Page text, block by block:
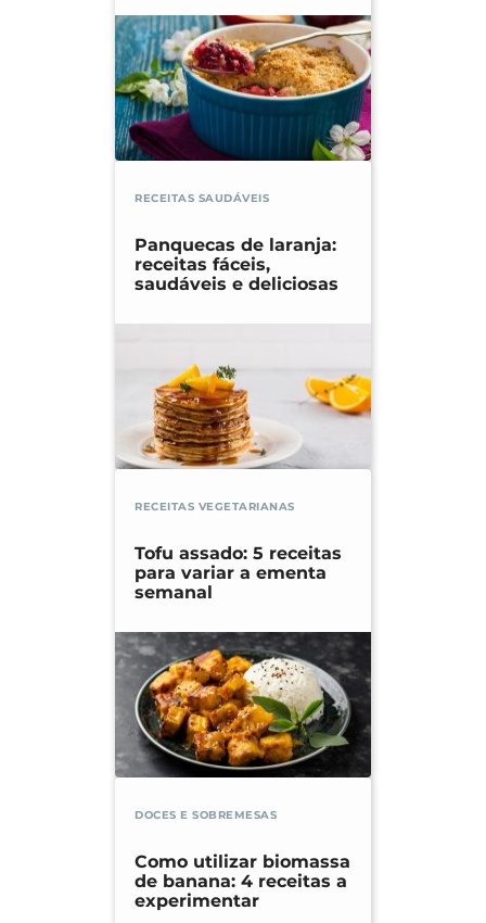
RECEITAS SAUDÁVEIS
Panquecas de laranja:
receitas fáceis,
saudáveis e deliciosas
RECEITAS VEGETARIANAS
Tofu assado: 5 receitas
para variar a ementa
semanal
DOCES E SOBREMESAS
Como utilizar biomassa
de banana: 4 receitas a
experimentar